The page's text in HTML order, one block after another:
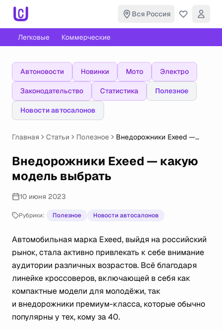
Вся Россия
Легковые Коммерческие
Автоновости Новинки Мото Электро
Законодательство Статистика Полезное
Новости автосалонов
Главная Статьи Полезное
Внедорожники Exeed —
Внедорожники Exeed — какую
модель выбрать
10 июня 2023
Рубрики: Полезное Новости автосалонов
Автомобильная марка Exeed, выйдя на российский
рынок, стала активно привлекать к себе внимание
аудитории различных возрастов. Всё благодаря
линейке кроссоверов, включающей в себя как
компактные модели для молодёжи, так
и внедорожники премиум-класса, которые обычно
популярны у тех, кому за 40.